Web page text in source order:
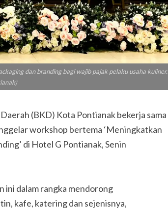
dan branding bagi wajib pajak pelaku usaha kuliner.
(BKD) Kota Pontianak bekerja sama
workshop bertema ‘Meningkatkan
di Hotel G Pontianak, Senin
ini dalam rangka mendorong
kafe, katering dan sejenisnya,